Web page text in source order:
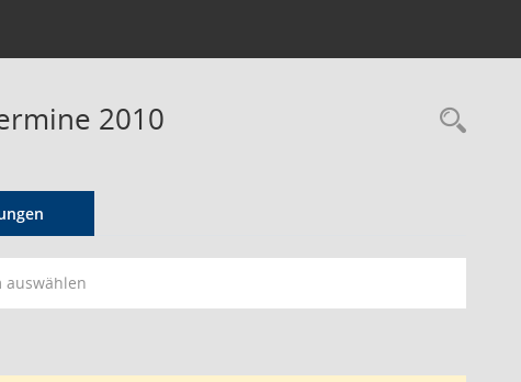
2010
auswählen